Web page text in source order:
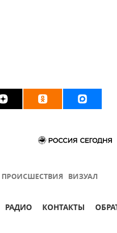
ПРОИСШЕСТВИЯ ВИЗУАЛ
РАДИО КОНТАКТЫ